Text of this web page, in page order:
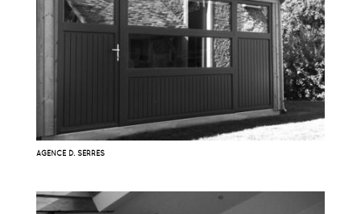
AGENCE D. SERRES